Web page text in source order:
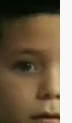
aussi, je